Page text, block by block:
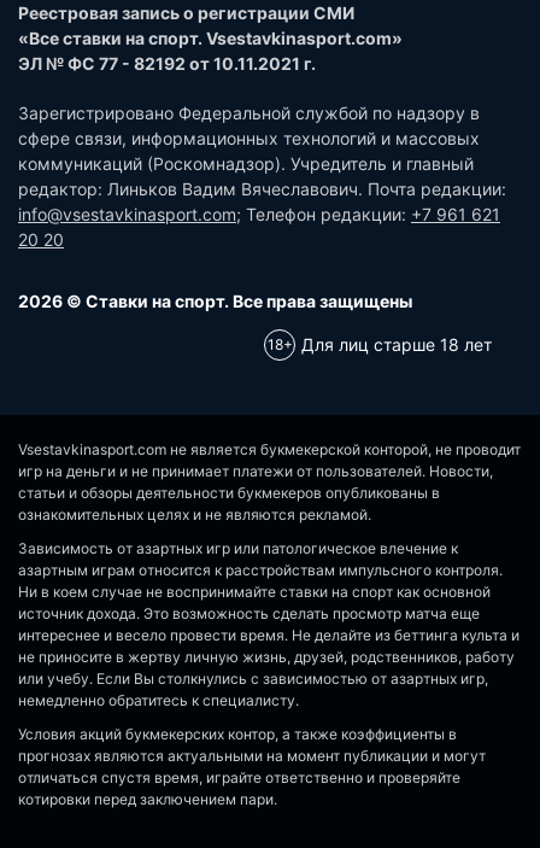
Реестровая запись о регистрации СМИ
«Все ставки на спорт. Vsestavkinasport.com»
ЭЛ № ФС 77 - 82192 от 10.11.2021 г.
Зарегистрировано Федеральной службой по надзору в
сфере связи, информационных технологий и массовых
коммуникаций (Роскомнадзор). Учредитель и главный
редактор: Линьков Вадим Вячеславович. Почта редакции:
info@vsestavkinasport.com; Телефон редакции: +7 961 621
20 20
2026 © Ставки на спорт. Все права защищены
Для лиц старше 18 лет
Vsestavkinasport.com не является букмекерской конторой, не проводит
игр на деньги и не принимает платежи от пользователей. Новости,
статьи и обзоры деятельности букмекеров опубликованы в
ознакомительных целях и не являются рекламой.
Зависимость от азартных игр или патологическое влечение к
азартным играм относится к расстройствам импульсного контроля.
Ни в коем случае не воспринимайте ставки на спорт как основной
источник дохода. Это возможность сделать просмотр матча еще
интереснее и весело провести время. Не делайте из беттинга культа и
не приносите в жертву личную жизнь, друзей, родственников, работу
или учебу. Если Вы столкнулись с зависимостью от азартных игр,
немедленно обратитесь к специалисту.
Условия акций букмекерских контор, а также коэффициенты в
прогнозах являются актуальными на момент публикации и могут
отличаться спустя время, играйте ответственно и проверяйте
котировки перед заключением пари.